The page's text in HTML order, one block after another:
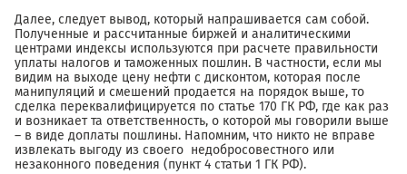
Далее, следует вывод, который напрашивается сам собой.
Полученные и рассчитанные биржей и аналитическими
центрами индексы используются при расчете правильности
уплаты налогов и таможенных пошлин. В частности, если мы
видим на выходе цену нефти с дисконтом, которая после
манипуляций и смешений продается на порядок выше, то
сделка переквалифицируется по статье 170 ГК РФ, где как раз
и возникает та ответственность, о которой мы говорили выше
– в виде доплаты пошлины. Напомним, что никто не вправе
извлекать выгоду из своего недобросовестного или
незаконного поведения (пункт 4 статьи 1 ГК РФ).